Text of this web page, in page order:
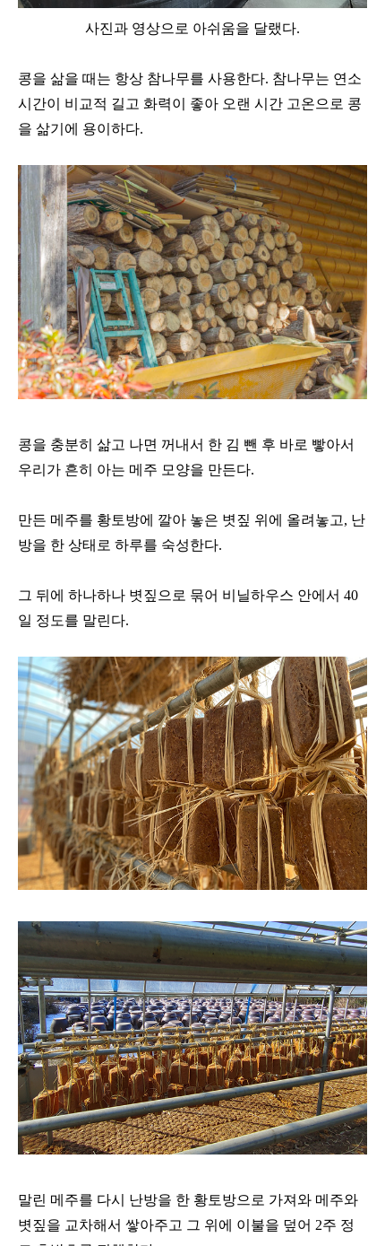
사진과 영상으로 아쉬움을 달랬다.
콩을 삶을 때는 항상 참나무를 사용한다. 참나무는 연소
시간이 비교적 길고 화력이 좋아 오랜 시간 고온으로 콩
을 삶기에 용이하다.
콩을 충분히 삶고 나면 꺼내서 한 김 뺀 후 바로 빻아서
우리가 흔히 아는 메주 모양을 만든다.
만든 메주를 황토방에 깔아 놓은 볏짚 위에 올려놓고, 난
방을 한 상태로 하루를 숙성한다.
그 뒤에 하나하나 볏짚으로 묶어 비닐하우스 안에서 40
일 정도를 말린다.
말린 메주를 다시 난방을 한 황토방으로 가져와 메주와
볏짚을 교차해서 쌓아주고 그 위에 이불을 덮어 2주 정